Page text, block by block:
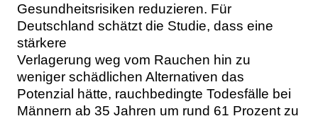
Gesundheitsrisiken reduzieren. Für
Deutschland schätzt die Studie, dass eine
stärkere
Verlagerung weg vom Rauchen hin zu
weniger schädlichen Alternativen das
Potenzial hätte, rauchbedingte Todesfälle bei
Männern ab 35 Jahren um rund 61 Prozent zu